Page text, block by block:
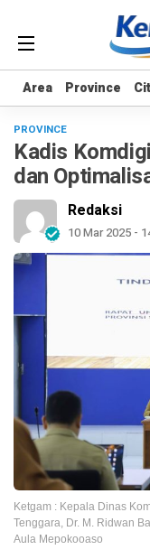
Area Province
Area Province
PROVINCE
Kadis
dan
Redaksi
10 Mar 2025 -
Ketgam : Kepala Dinas
Tenggara, Dr. M. Ridwan
Aula Mepokooaso